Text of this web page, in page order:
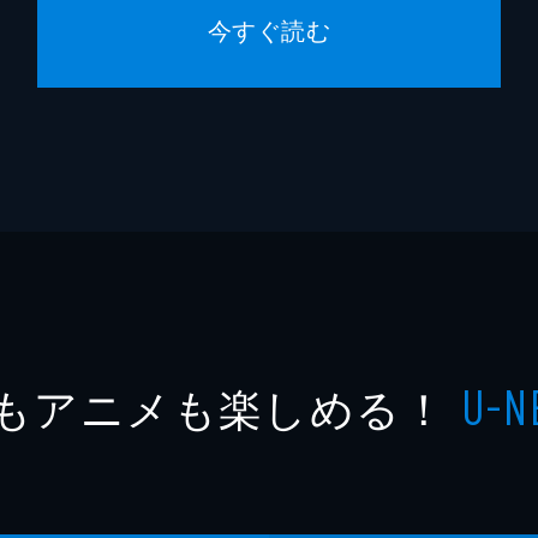
今すぐ読む
アニメも楽しめる！ U-